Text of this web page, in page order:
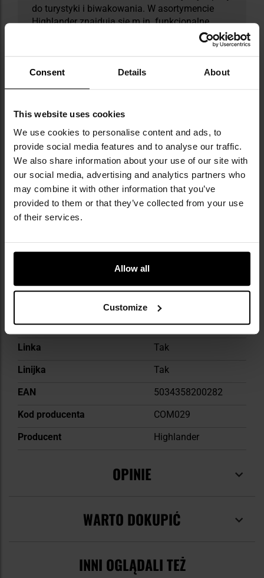
Consent Details About
This website uses cookies
We use cookies to personalise content and ads, to
provide social media features and to analyse our traffic.
We also share information about your use of our site with
our social media, advertising and analytics partners who
may combine it with other information that you’ve
provided to them or that they’ve collected from your use
of their services.
Allow all
Customize
do turystyki i biwakowania. W asortymencie
Highlander znajdują się m.in. funkcjonalne
użytkowników, jak i amatorów aktywnego
spędzania czasu na świeżym powietrzu.
DANE TECHNICZNE
informacji
Waga
40 g
Materiał
tworzywo ABS +
Wymiary
60 x 125 x 10 mm
Dodatkowe akcesoria w
Tak
Skala
wymienna
Linka
Tak
Linijka
Tak
EAN
5034358200282
Kod producenta
COM029
Producent
Highlander
OPINIE
WARTO DOKUPIĆ
INNI OGLĄDALI TEŻ